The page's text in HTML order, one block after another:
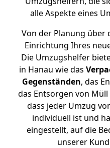
alle Aspekte eines
Von der Planung über
Einrichtung Ihres
Die Umzugshelfer
in Hanau wie das
Gegenständen, das
das Entsorgen von
dass jeder Umzug
individuell ist und
eingestellt, auf die
unserer